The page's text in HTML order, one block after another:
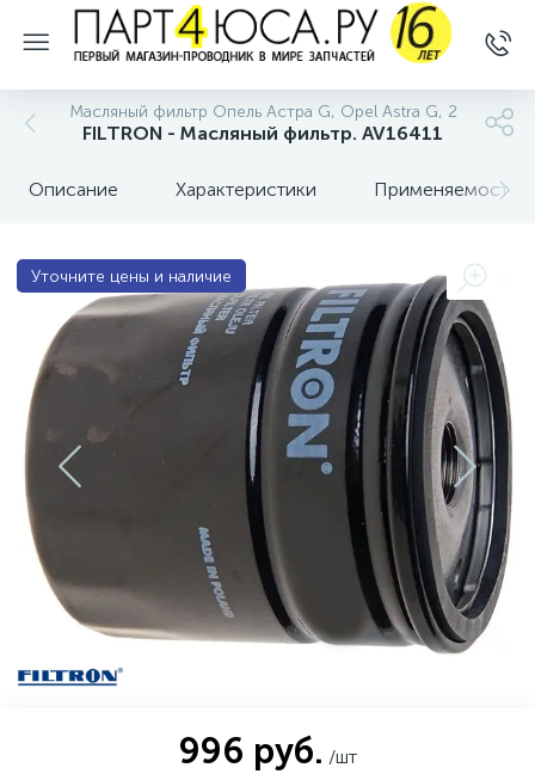
Масляный фильтр Опель Астра G, Opel Astra G, 2
FILTRON - Масляный фильтр. AV16411
Описание Характеристики Применяемость
Уточните цены и наличие
996 руб. /шт